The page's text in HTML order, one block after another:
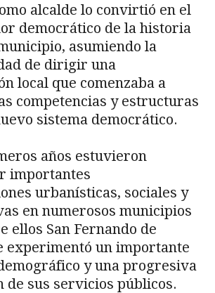
alcalde lo convirtió en el
democrático de la historia
asumiendo la
de dirigir una
local que comenzaba a
competencias y estructuras
sistema democrático.
años estuvieron
importantes
urbanísticas, sociales y
en numerosos municipios
ellos San Fernando de
experimentó un importante
y una progresiva
de sus servicios públicos.